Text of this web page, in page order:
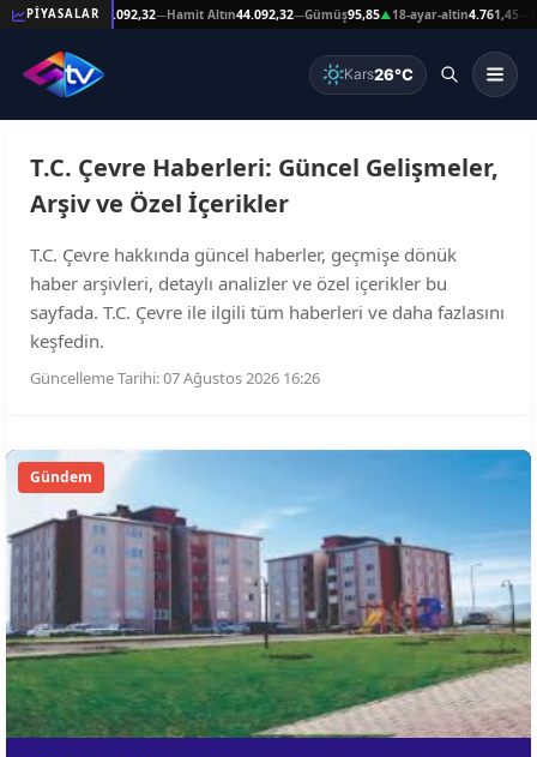
PİYASALAR
—Reşat Altın44.092,32—Hamit Altın44.092,32—Gümüş95,85▲18-ayar-altin4.761,45—
Kars26°C
T.C. Çevre Haberleri: Güncel Gelişmeler,
Arşiv ve Özel İçerikler
T.C. Çevre hakkında güncel haberler, geçmişe dönük
haber arşivleri, detaylı analizler ve özel içerikler bu
sayfada. T.C. Çevre ile ilgili tüm haberleri ve daha fazlasını
keşfedin.
Güncelleme Tarihi: 07 Ağustos 2026 16:26
Gündem